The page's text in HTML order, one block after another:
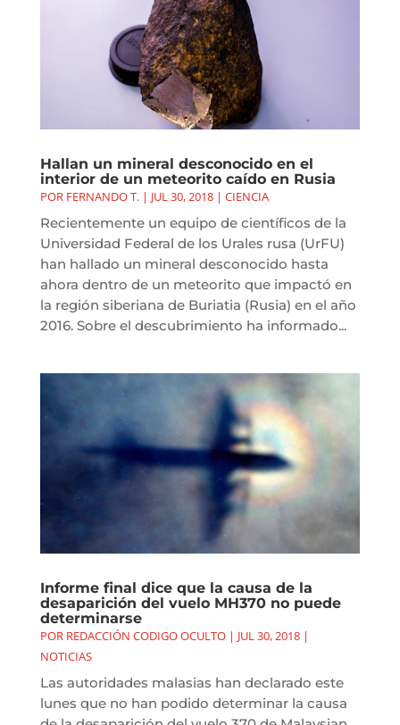
Hallan un mineral desconocido en el
interior de un meteorito caído en Rusia
POR FERNANDO T.| JUL 30, 2018| CIENCIA
Recientemente un equipo de científicos de la
Universidad Federal de los Urales rusa (UrFU)
han hallado un mineral desconocido hasta
ahora dentro de un meteorito que impactó en
la región siberiana de Buriatia (Rusia) en el año
2016. Sobre el descubrimiento ha informado...
Informe final dice que la causa de la
desaparición del vuelo MH370 no puede
determinarse
POR REDACCIÓN CODIGO OCULTO| JUL 30, 2018|
NOTICIAS
Las autoridades malasias han declarado este
lunes que no han podido determinar la causa